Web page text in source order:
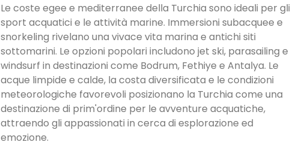
Le coste egee e mediterranee della Turchia sono ideali per gli
sport acquatici e le attività marine. Immersioni subacquee e
snorkeling rivelano una vivace vita marina e antichi siti
sottomarini. Le opzioni popolari includono jet ski, parasailing e
windsurf in destinazioni come Bodrum, Fethiye e Antalya. Le
acque limpide e calde, la costa diversificata e le condizioni
meteorologiche favorevoli posizionano la Turchia come una
destinazione di prim'ordine per le avventure acquatiche,
attraendo gli appassionati in cerca di esplorazione ed
emozione.